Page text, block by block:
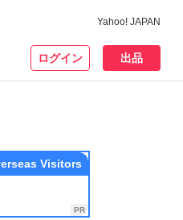
Yahoo! JAPAN
ログイン 出品
Visitors